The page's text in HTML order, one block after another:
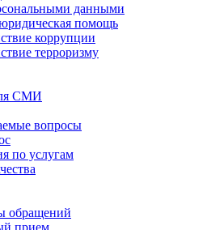
данными
помощь
коррупции
терроризму
СМИ
вопросы
по услугам
обращений
прием